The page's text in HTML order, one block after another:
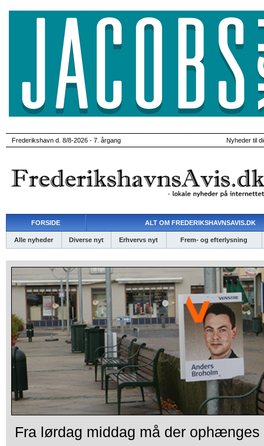
Frederikshavn d. 8/8-2026 - 7. årgang Nyheder til
FORSIDE ALT OM FREDERIKSHAVNSAVIS.DK
Alle nyheder Diverse nyt Erhvervs nyt Frem- og efterlysning
Fra lørdag middag må der